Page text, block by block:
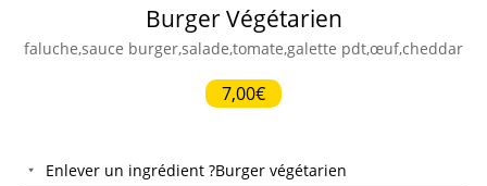
Burger Végétarien
faluche,sauce burger,salade,tomate,galette pdt,œuf,cheddar
7,00€
Enlever un ingrédient ?Burger végétarien